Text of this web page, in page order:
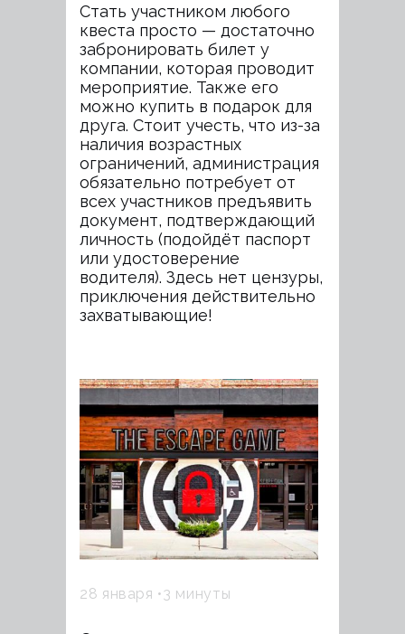
Стать участником любого
квеста просто — достаточно
забронировать билет у
компании, которая проводит
мероприятие. Также его
можно купить в подарок для
друга. Стоит учесть, что из-за
наличия возрастных
ограничений, администрация
обязательно потребует от
всех участников предъявить
документ, подтверждающий
личность (подойдёт паспорт
или удостоверение
водителя). Здесь нет цензуры,
приключения действительно
захватывающие!
28 января 3 минуты